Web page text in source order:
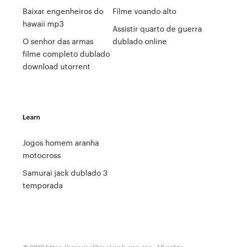
Baixar engenheiros do
hawaii mp3
O senhor das armas
filme completo dublado
download utorrent
Filme voando alto
Assistir quarto de guerra
dublado online
Learn
Jogos homem aranha
motocross
Samurai jack dublado 3
temporada